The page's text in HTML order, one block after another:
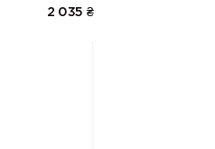
2 035 ₴